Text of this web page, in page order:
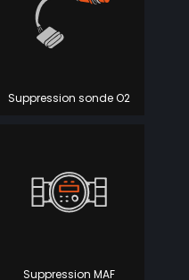
Suppression sonde O2
Suppression MAF